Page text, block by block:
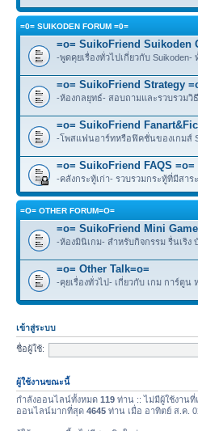
=0= SUIKODEN FORUM =0=
=o= SuikoFriend Suikoden
-พูดคุยเรื่องทั่วไปเกี่ยวกับ
=o= SuikoFriend Strategy
-ห้องกลยุทธ์- สอบถามและรวบรวมวิ
=o= SuikoFriend
-โพสแฟนอาร์ทหรือฟิคชั่นของเกมส์
=o= SuikoFriend FAQS =o=
-คลังกระทู้เก่า- รวบรวมกระทู้ที่มีสา
=O= OTHER FORUM=O=
=o= SuikoFriend Mini
-ห้องมินิเกม- สำหรับกิจกรรม รื่นเริ
=o= Other Talk=o=
-คุยเรื่องทั่วไป- เกี่ยวกับ เกม การ์ตูน
เข้าสู่ระบบ
ชื่อผู้ใช้:
ผู้ใช้งานขณะนี้
กำลังออนไลน์ทั้งหมด 119 ท่าน :: ไม่มีผู้ใช้งาน
ออนไลน์มากที่สุด 4645 ท่าน เมื่อ อาทิตย์ ส.ค.